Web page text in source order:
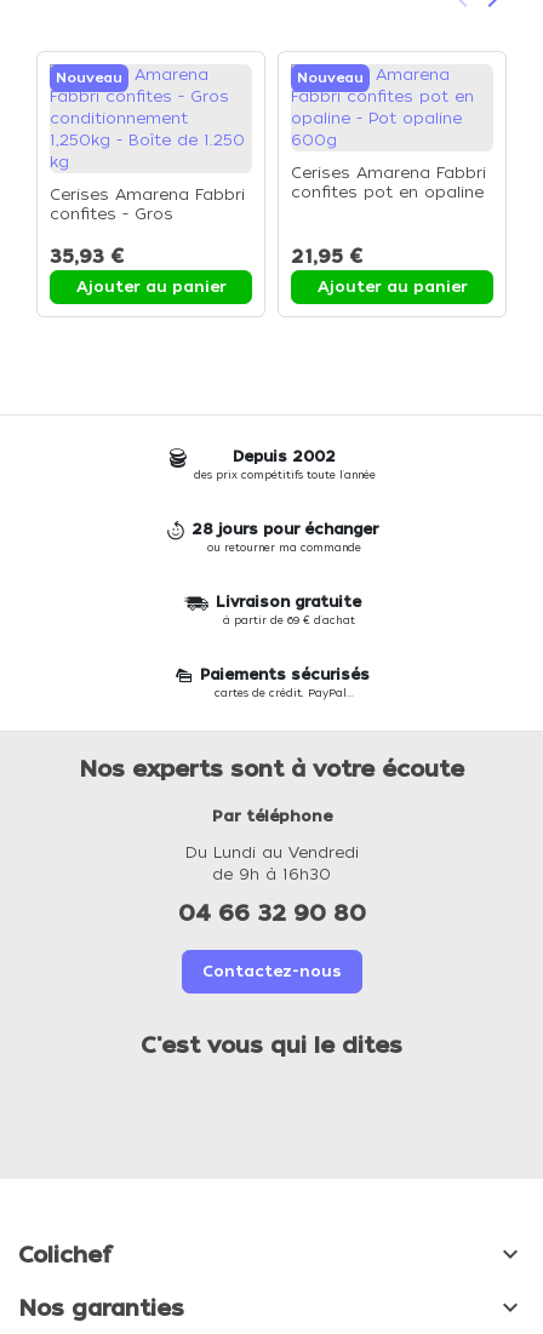
Précédent
Nouveau
Cerises Amarena Fabbri
confites - Gros
1,250kg - Boîte de 1.250
kg
35,93 €
Ajouter au panier
Nouveau
Cerises Amarena Fabbri
confites pot en opaline
21,95 €
Ajouter au panier
Depuis 2002
des prix compétitifs toute l'année
28 jours pour échanger
ou retourner ma commande
Livraison gratuite
à partir de 69 € d'achat
Paiements sécurisés
cartes de crédit, PayPal...
Nos experts sont à votre écoute
Par téléphone
Du Lundi au Vendredi
de 9h à 16h30
04 66 32 90 80
Contactez-nous
C'est vous qui le dites
Colichef 
Nos garanties 